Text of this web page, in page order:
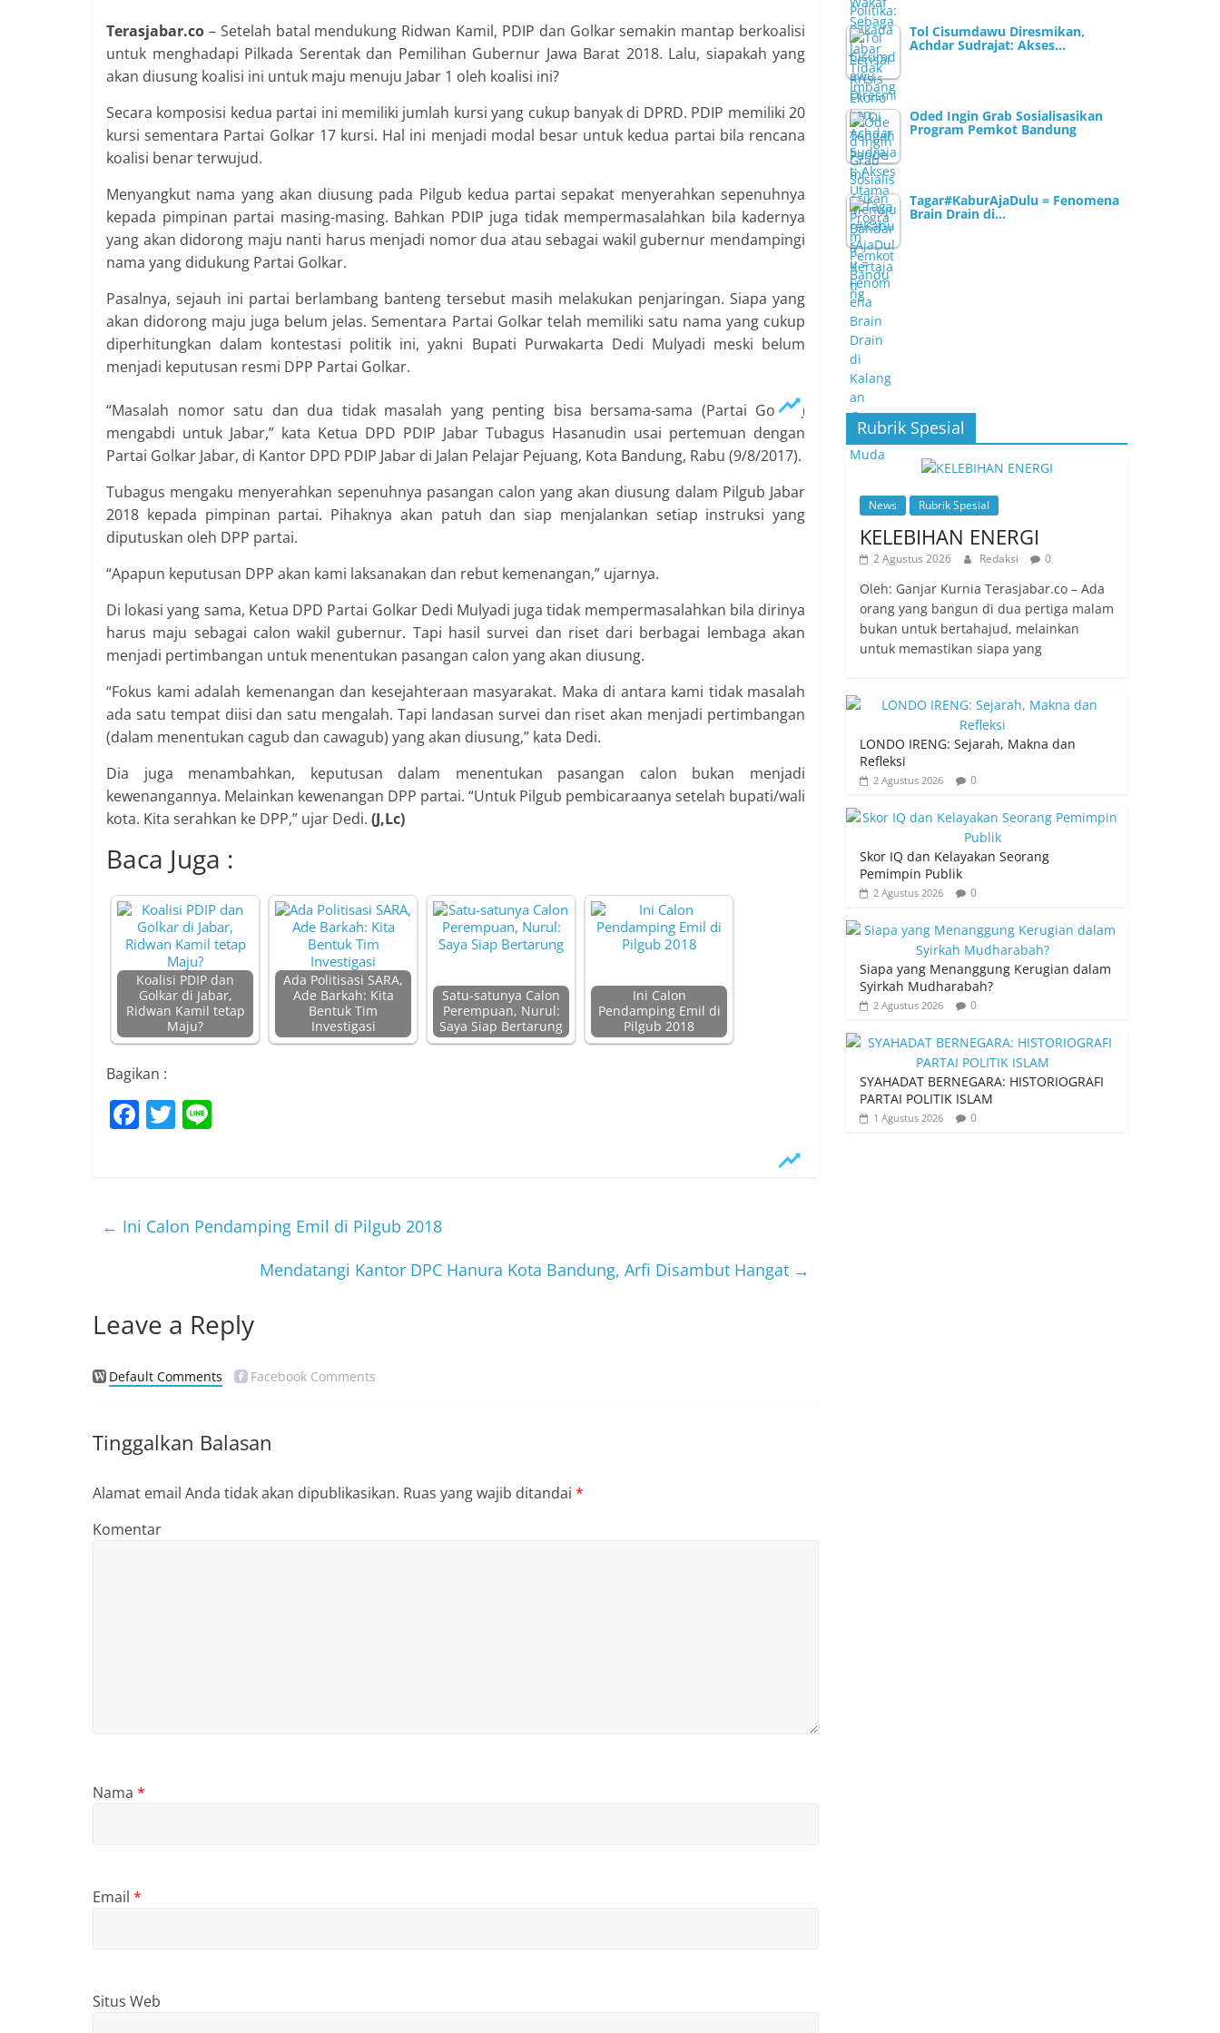
Terasjabar.co – Setelah batal mendukung Ridwan Kamil, PDIP dan Golkar semakin mantap berkoalisi
untuk menghadapi Pilkada Serentak dan Pemilihan Gubernur Jawa Barat 2018. Lalu, siapakah yang
akan diusung koalisi ini untuk maju menuju Jabar 1 oleh koalisi ini?
Secara komposisi kedua partai ini memiliki jumlah kursi yang cukup banyak di DPRD. PDIP memiliki 20
kursi sementara Partai Golkar 17 kursi. Hal ini menjadi modal besar untuk kedua partai bila rencana
koalisi benar terwujud.
Menyangkut nama yang akan diusung pada Pilgub kedua partai sepakat menyerahkan sepenuhnya
kepada pimpinan partai masing-masing. Bahkan PDIP juga tidak mempermasalahkan bila kadernya
yang akan didorong maju nanti harus menjadi nomor dua atau sebagai wakil gubernur mendampingi
nama yang didukung Partai Golkar.
Pasalnya, sejauh ini partai berlambang banteng tersebut masih melakukan penjaringan. Siapa yang
akan didorong maju juga belum jelas. Sementara Partai Golkar telah memiliki satu nama yang cukup
diperhitungkan dalam kontestasi politik ini, yakni Bupati Purwakarta Dedi Mulyadi meski belum
menjadi keputusan resmi DPP Partai Golkar.
“Masalah nomor satu dan dua tidak masalah yang penting bisa bersama-sama (Partai Golkar)
mengabdi untuk Jabar,” kata Ketua DPD PDIP Jabar Tubagus Hasanudin usai pertemuan dengan
Partai Golkar Jabar, di Kantor DPD PDIP Jabar di Jalan Pelajar Pejuang, Kota Bandung, Rabu (9/8/2017).
Tubagus mengaku menyerahkan sepenuhnya pasangan calon yang akan diusung dalam Pilgub Jabar
2018 kepada pimpinan partai. Pihaknya akan patuh dan siap menjalankan setiap instruksi yang
diputuskan oleh DPP partai.
“Apapun keputusan DPP akan kami laksanakan dan rebut kemenangan,” ujarnya.
Di lokasi yang sama, Ketua DPD Partai Golkar Dedi Mulyadi juga tidak mempermasalahkan bila dirinya
harus maju sebagai calon wakil gubernur. Tapi hasil survei dan riset dari berbagai lembaga akan
menjadi pertimbangan untuk menentukan pasangan calon yang akan diusung.
“Fokus kami adalah kemenangan dan kesejahteraan masyarakat. Maka di antara kami tidak masalah
ada satu tempat diisi dan satu mengalah. Tapi landasan survei dan riset akan menjadi pertimbangan
(dalam menentukan cagub dan cawagub) yang akan diusung,” kata Dedi.
Dia juga menambahkan, keputusan dalam menentukan pasangan calon bukan menjadi
kewenangannya. Melainkan kewenangan DPP partai. “Untuk Pilgub pembicaraanya setelah bupati/wali
kota. Kita serahkan ke DPP,” ujar Dedi. (J,Lc)
Baca Juga :
Koalisi PDIP dan
Golkar di Jabar,
Ridwan Kamil tetap
Maju?
Ada Politisasi SARA,
Ade Barkah: Kita
Bentuk Tim
Investigasi
Satu-satunya Calon
Perempuan, Nurul:
Saya Siap Bertarung
Ini Calon
Pendamping Emil di
Pilgub 2018
Bagikan :
F
b
k
T
← Ini Calon Pendamping Emil di Pilgub 2018
Mendatangi Kantor DPC Hanura Kota Bandung, Arfi Disambut Hangat →
Leave a Reply
Default Comments Facebook Comments
Tinggalkan Balasan
Alamat email Anda tidak akan dipublikasikan. Ruas yang wajib ditandai *
Komentar
Nama *
Email *
Situs Web
Tol Cisumdawu Diresmikan,
Achdar Sudrajat: Akses…
Oded Ingin Grab Sosialisasikan
Program Pemkot Bandung
Tagar#KaburAjaDulu = Fenomena
Brain Drain di…
Rubrik Spesial
News Rubrik Spesial
KELEBIHAN ENERGI
2 Agustus 2026 Redaksi 0
Oleh: Ganjar Kurnia Terasjabar.co – Ada
orang yang bangun di dua pertiga malam
bukan untuk bertahajud, melainkan
untuk memastikan siapa yang
LONDO IRENG: Sejarah, Makna dan
Refleksi
2 Agustus 2026 0
Skor IQ dan Kelayakan Seorang
Pemimpin Publik
2 Agustus 2026 0
Siapa yang Menanggung Kerugian dalam
Syirkah Mudharabah?
2 Agustus 2026 0
SYAHADAT BERNEGARA: HISTORIOGRAFI
PARTAI POLITIK ISLAM
1 Agustus 2026 0